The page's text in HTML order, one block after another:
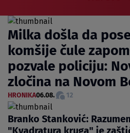
Milka došla da
komšije čule
pozvale policiju:
zločina na Novom
HRONIKA06.08. 12
Branko Stanković:
"Kvadratura kruga" je